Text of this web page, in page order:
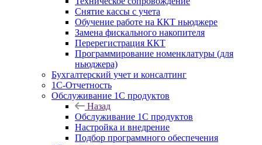
Снятие кассы с учета
Обучение работе на ККТ ньюджере
Замена фискального накопителя
Перерегистрация ККТ
Программирование номенклатуры (для
ньюджера)
Бухгалтерский учет и консалтинг
1С-Отчетность
Обслуживание 1С продуктов
Назад
Обслуживание 1С продуктов
Настройка и внедрение
Подбор программного обеспечения